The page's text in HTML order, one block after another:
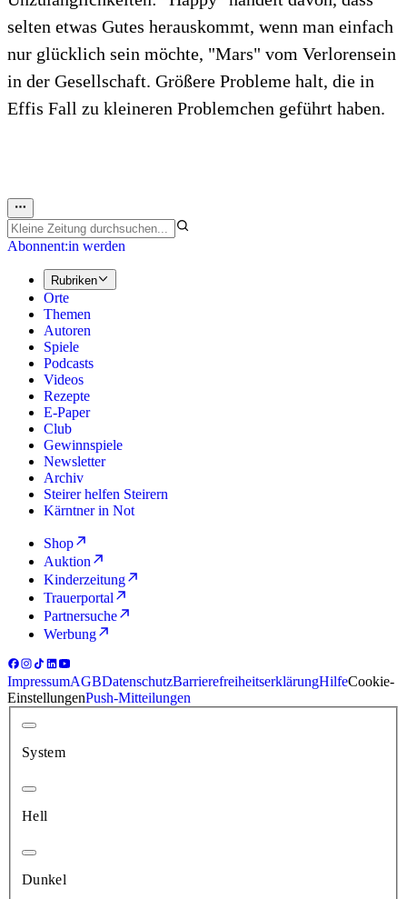
selten etwas Gutes herauskommt, wenn man einfach
nur glücklich sein möchte, "Mars" vom Verlorensein
in der Gesellschaft. Größere Probleme halt, die in
Effis Fall zu kleineren Problemchen geführt haben.
Abonnent:in werden
Rubriken
Orte
Themen
Autoren
Spiele
Podcasts
Videos
Rezepte
E-Paper
Club
Gewinnspiele
Newsletter
Archiv
Steirer helfen Steirern
Kärntner in Not
Shop
Auktion
Kinderzeitung
Trauerportal
Partnersuche
Werbung
ImpressumAGBDatenschutzBarrierefreiheitserklärungHilfeCookie-
EinstellungenPush-Mitteilungen
System
Hell
Dunkel